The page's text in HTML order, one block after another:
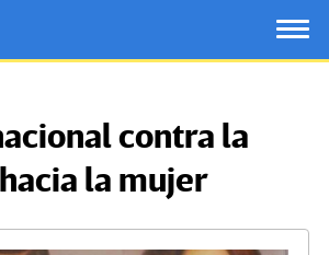
contra la
la mujer